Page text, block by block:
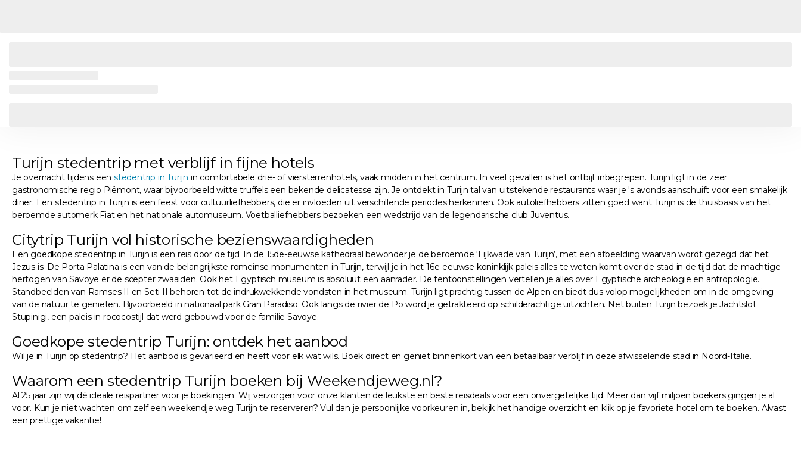
Turijn stedentrip met verblijf in fijne hotels
Je overnacht tijdens eenstedentrip in Turijn in comfortabele drie- of viersterrenhotels, vaak midden in het centrum. In veel gevallen is het ontbijt inbegrepen. Turijn ligt in de zeer
gastronomische regio Piëmont, waar bijvoorbeeld witte truffels een bekende delicatesse zijn. Je ontdekt in Turijn tal van uitstekende restaurants waar je 's avonds aanschuift voor een smakelijk
diner. Een stedentrip in Turijn is een feest voor cultuurliefhebbers, die er invloeden uit verschillende periodes herkennen. Ook autoliefhebbers zitten goed want Turijn is de thuisbasis van het
beroemde automerk Fiat en het nationale automuseum. Voetballiefhebbers bezoeken een wedstrijd van de legendarische club Juventus.
Citytrip Turijn vol historische bezienswaardigheden
Een goedkope stedentrip in Turijn is een reis door de tijd. In de 15de-eeuwse kathedraal bewonder je de beroemde ‘Lijkwade van Turijn’, met een afbeelding waarvan wordt gezegd dat het
Jezus is. De Porta Palatina is een van de belangrijkste romeinse monumenten in Turijn, terwijl je in het 16e-eeuwse koninklijk paleis alles te weten komt over de stad in de tijd dat de machtige
hertogen van Savoye er de scepter zwaaiden. Ook het Egyptisch museum is absoluut een aanrader. De tentoonstellingen vertellen je alles over Egyptische archeologie en antropologie.
Standbeelden van Ramses II en Seti II behoren tot de indrukwekkende vondsten in het museum. Turijn ligt prachtig tussen de Alpen en biedt dus volop mogelijkheden om in de omgeving
van de natuur te genieten. Bijvoorbeeld in nationaal park Gran Paradiso. Ook langs de rivier de Po word je getrakteerd op schilderachtige uitzichten. Net buiten Turijn bezoek je Jachtslot
Stupinigi, een paleis in rococostijl dat werd gebouwd voor de familie Savoye.
Goedkope stedentrip Turijn: ontdek het aanbod
Wil je in Turijn op stedentrip? Het aanbod is gevarieerd en heeft voor elk wat wils. Boek direct en geniet binnenkort van een betaalbaar verblijf in deze afwisselende stad in Noord-Italië.
Waarom een stedentrip Turijn boeken bij Weekendjeweg.nl?
Al 25 jaar zijn wij dé ideale reispartner voor je boekingen. Wij verzorgen voor onze klanten de leukste en beste reisdeals voor een onvergetelijke tijd. Meer dan vijf miljoen boekers gingen je al
voor. Kun je niet wachten om zelf een weekendje weg Turijn te reserveren? Vul dan je persoonlijke voorkeuren in, bekijk het handige overzicht en klik op je favoriete hotel om te boeken. Alvast
een prettige vakantie!